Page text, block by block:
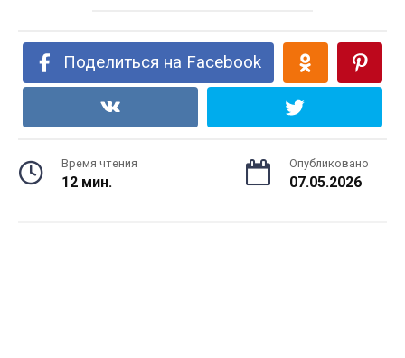
Поделиться на Facebook
Время чтения
12 мин.
Опубликовано
07.05.2026